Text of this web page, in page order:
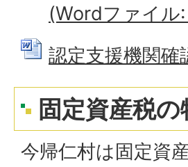
(Wordファイル
認定支援機関
固定資産税の
今帰仁村は固定資